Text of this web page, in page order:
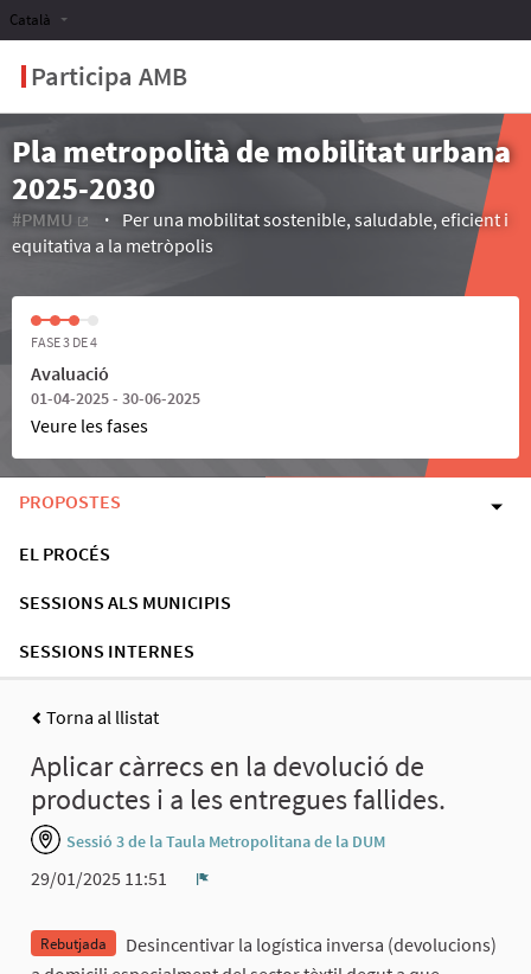
Participa AMB
Català
Pla metropolità de mobilitat urbana
2025-2030
#PMMU
(Enllaç extern)
Per una mobilitat sostenible, saludable, eficient i
equitativa a la metròpolis
FASE 3 DE 4
Avaluació
01-04-2025 - 30-06-2025
Veure les fases
PROPOSTES
EL PROCÉS
SESSIONS ALS MUNICIPIS
SESSIONS INTERNES
Torna al llistat
Aplicar càrrecs en la devolució de
productes i a les entregues fallides.
Sessió 3 de la Taula Metropolitana de la DUM
29/01/2025 11:51
Rebutjada
Desincentivar la logística inversa (devolucions)